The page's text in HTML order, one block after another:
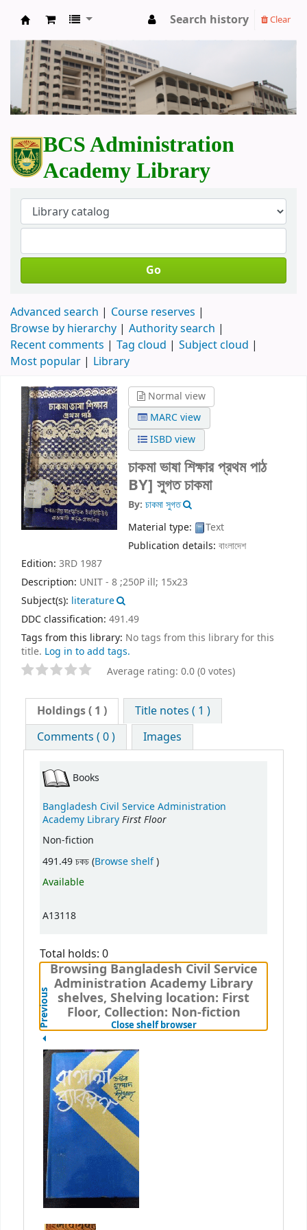
BCS Administration Academy Library
Search history Clear
BCS Administration
Academy Library
Go
Advanced search
Course reserves
Browse by hierarchy
Authority search
Recent comments
Tag cloud
Subject cloud
Most popular
Library
Normal view
MARC view
ISBD view
চাকমা ভাষা শিক্ষার প্রথম পাঠ
BY] সুগত চাকমা
By: চাকমা সুগত
Material type:
Text
Publication details: বাংলাদেশ
Edition: 3RD 1987
Description: UNIT - 8 ;250P ill; 15x23
Subject(s): literature
DDC classification: 491.49
Tags from this library: No tags from this library for this
title. Log in to add tags.
Average rating: 0.0 (0 votes)
Holdings( 1 )
Title notes ( 1 )
Comments ( 0 )
Images
Books
Bangladesh Civil Service Administration
Academy LibraryFirst Floor
Non-fiction
491.49 চকচ (Browse shelf(Opens below)
)
Available
A13118
Total holds: 0
Browsing Bangladesh Civil Service
Administration Academy Library
shelves, Shelving location: First
Floor, Collection: Non-fiction
Close shelf browser(Hides shelf browser)
Previous